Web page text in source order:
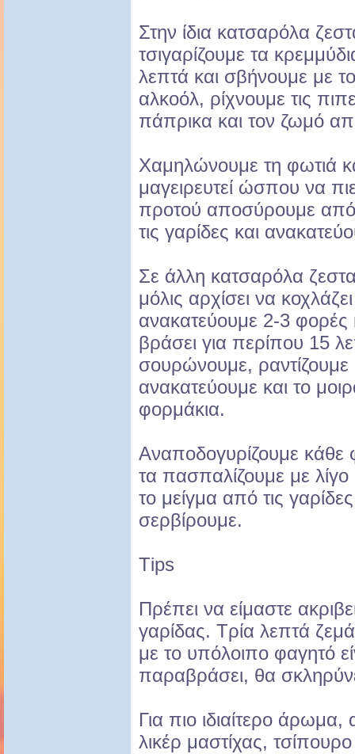
Στην ίδια κατσαρόλα
τσιγαρίζουμε τα
λεπτά και σβήνουμε με
αλκοόλ, ρίχνουμε τις
πάπρικα και τον ζωμό
Χαμηλώνουμε τη φωτιά
μαγειρευτεί ώσπου να
προτού αποσύρουμε
τις γαρίδες και
Σε άλλη κατσαρόλα
μόλις αρχίσει να
ανακατεύουμε 2-3 φορές
βράσει για περίπου 15
σουρώνουμε, ραντίζουμε
ανακατεύουμε και το
φορμάκια.
Αναποδογυρίζουμε κάθε
τα πασπαλίζουμε με
το μείγμα από τις γαρίδες
σερβίρουμε.
Τips
Πρέπει να είμαστε
γαρίδας. Τρία λεπτά
με το υπόλοιπο φαγητό
παραβράσει, θα
Για πιο ιδιαίτερο άρωμα,
λικέρ μαστίχας,